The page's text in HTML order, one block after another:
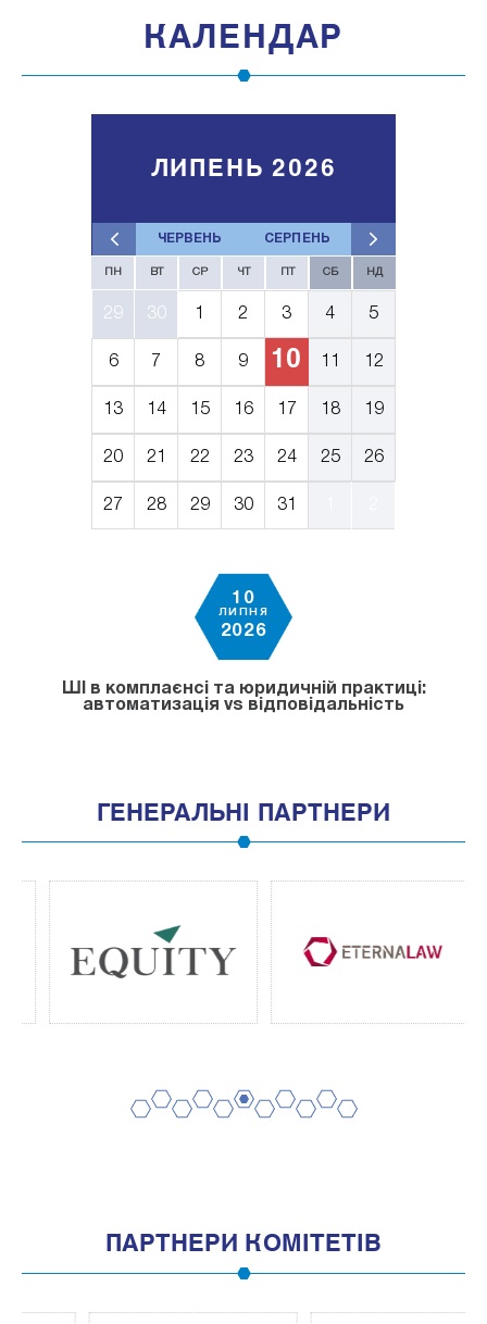
КАЛЕНДАР
ЧЕРВЕНЬ СЕРПЕНЬ
ЛИПЕНЬ 2026
ПН ВТ СР ЧТ ПТ СБ НД
29 30 1 2 3 4 5
6 7 8 9 10 11 12
13 14 15 16 17 18 19
20 21 22 23 24 25 26
27 28 29 30 31
10
ЛИПНЯ
2026
ШІ в комплаєнсі та юридичній практиці:
автоматизація vs відповідальність
ГЕНЕРАЛЬНІ ПАРТНЕРИ
ПАРТНЕРИ КОМІТЕТІВ